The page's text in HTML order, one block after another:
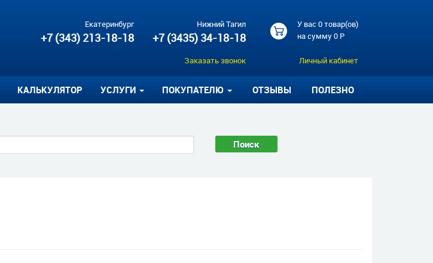
Екатеринбург
+7 (343) 213-18-18
Нижний Тагил
+7 (3435) 34-18-18
Заказать звонок
У вас 0 товар(ов)
на сумму0 Р
Личный кабинет
КАЛЬКУЛЯТОР УСЛУГИ ПОКУПАТЕЛЮ ОТЗЫВЫ ПОЛЕЗНО
Поиск